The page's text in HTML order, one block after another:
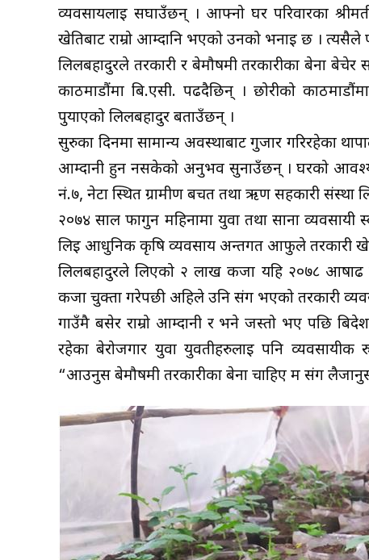
व्यवसायलाई सघाउँछन् । आफ्नो घर परिवारका
खेतिबाट राम्रो आम्दानि भएको उनको भनाई छ ।
लिलबहादुरले तरकारी र बेमौषमी तरकारीका बेर्ना
काठमाडौंमा बि.एसी. पढदैछिन् । छोरीको
पुर्याएको लिलबहादुर बताउँछन् ।
सुरुका दिनमा सामान्य अवस्थाबाट गुजार गरिरहेका
आम्दानी हुन नसकेको अनुभव सुनाउँछन् । घरको
नं.७, नेटा स्थित ग्रामीण बचत तथा ऋण सहकारी संस्था
२०७४ साल फागुन महिनामा युवा तथा साना
लिई आधुनिक कृषि व्यवसाय अन्तर्गत आफुले तरकारी
लिलबहादुरले लिएको २ लाख कर्जा यहि २०७८ आषाढ
कर्जा चुक्ता गरेपछी अहिले उनि संग भएको तरकारी
गाउँमै बसेर राम्रो आम्दानी र भने जस्तो भए पछि
रहेका बेरोजगार युवा युवतीहरुलाई पनि
“आउनुस बेमौषमी तरकारीका बेर्ना चाहिए म संग